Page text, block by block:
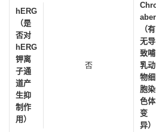
hERG
（是
否对
hERG
钾离
子通
道产
生抑
制作
用）
否
（有
无导
致哺
乳动
物细
胞染
色体
变
异）